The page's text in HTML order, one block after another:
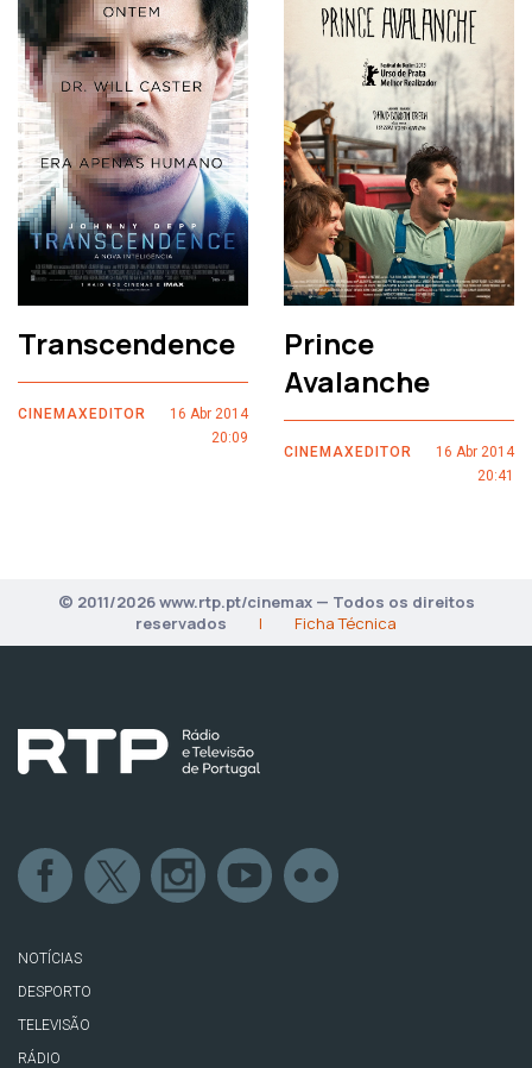
Transcendence
CINEMAXEDITOR
16 Abr 2014
20:09
Prince
Avalanche
CINEMAXEDITOR
16 Abr 2014
20:41
© 2011/2026 www.rtp.pt/cinemax — Todos os direitos
reservados
| Ficha Técnica
NOTÍCIAS
DESPORTO
TELEVISÃO
RÁDIO